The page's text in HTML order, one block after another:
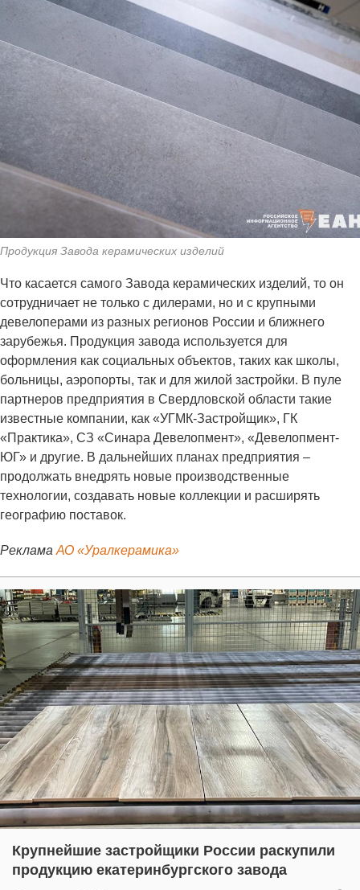
Продукция Завода керамических изделий
Что касается самого Завода керамических изделий, то он
сотрудничает не только с дилерами, но и с крупными
девелоперами из разных регионов России и ближнего
зарубежья. Продукция завода используется для
оформления как социальных объектов, таких как школы,
больницы, аэропорты, так и для жилой застройки. В пуле
партнеров предприятия в Свердловской области такие
известные компании, как «УГМК-Застройщик», ГК
«Практика», СЗ «Синара Девелопмент», «Девелопмент-
ЮГ» и другие. В дальнейших планах предприятия –
продолжать внедрять новые производственные
технологии, создавать новые коллекции и расширять
географию поставок.
Реклама АО «Уралкерамика»
Крупнейшие застройщики России раскупили
продукцию екатеринбургского завода